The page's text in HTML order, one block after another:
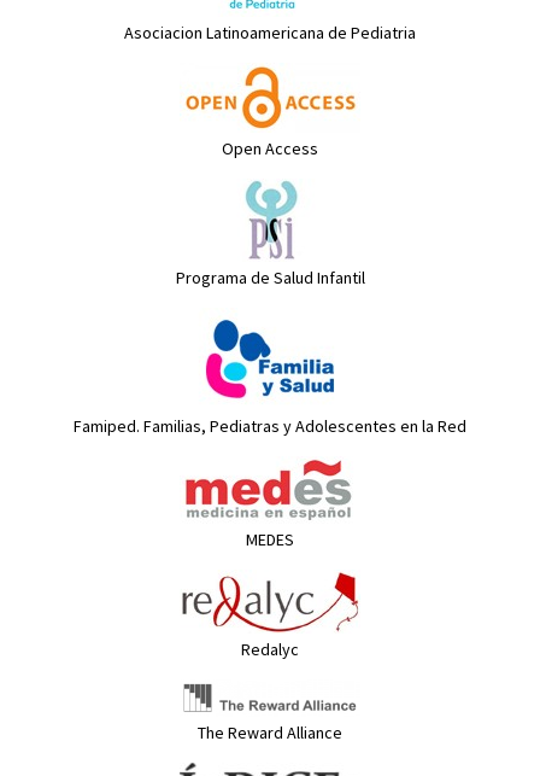
Asociacion Latinoamericana de Pediatria
Open Access
Programa de Salud Infantil
Famiped. Familias, Pediatras y Adolescentes en la Red
MEDES
Redalyc
The Reward Alliance